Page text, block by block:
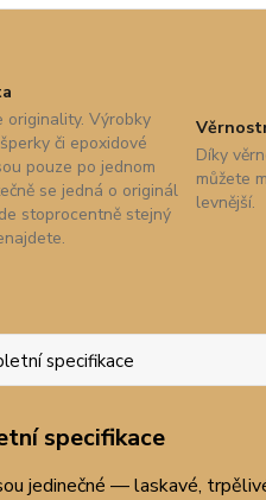
originality. Výrobky
či epoxidové
pouze po jednom
se jedná o originál
stoprocentně stejný
Díky
můžete
levnější.
specifikace
specifikace
jedinečné — laskavé,